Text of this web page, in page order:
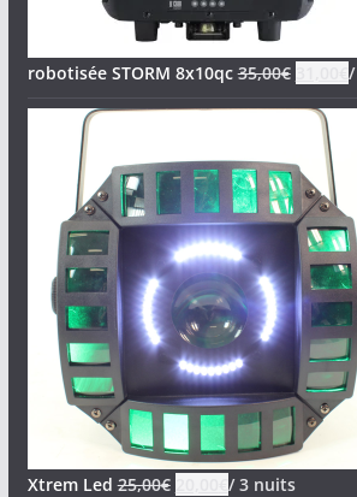
robotisée STORM 8x10qc 35,00€
Xtrem Led 25,00€ / 3 nuits